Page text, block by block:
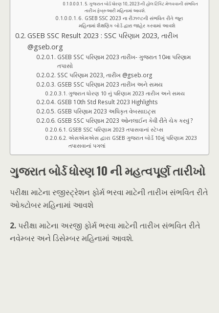
5. ગુજરાત બોર્ડ ધોરણ 10, 2023 ની હોલ ટિકિટ મેળવવાની સંભવિત
તારીખ ફેબ્રુઆરી મહિનામાં આવશે.
6. GSEB SSC 2023 ના રીઝલ્ટની સંભવિત રીતે જૂન
મહિનામાં શૈક્ષણિક બોર્ડ દ્વારા જાહેર કરવામાં આવશે
GSEB SSC Result 2023 : SSC પરિણામ 2023, તારીખ
@gseb.org
GSEB SSC પરિણામ 2023 તારીખ- ગુજરાત 10મા પરિણામ
તપાસો
SSC પરિણામ 2023, તારીખ @gseb.org
GSEB SSC પરિણામ 2023 તારીખ અને સમય
ગુજરાત ધોરણ 10 નું પરિણામ 2023 તારીખ અને સમય
GSEB 10th Std Result 2023 Highlights
GSEB પરિણામ 2023 અધિકૃત વેબસાઇટ્સ
GSEB SSC પરિણામ 2023 ઓનલાઈન કેવી રીતે ચેક કરવું ?
GSEB SSC પરિણામ 2023 તપાસવાનાં સ્ટેપ્સ
એસએમએસ દ્વારા GSEB ગુજરાત બોર્ડ 10મું પરિણામ 2023
તપાસવાનાં પગલાં
ગુજરાત બોર્ડ ધોરણ 10 ની મહત્વપૂર્ણ તારીખો
પરીક્ષા માટેના રજીસ્ટ્રેશન ફોર્મ ભરવા માટેની તારીખસંભવિત રીતે
ઓક્ટોબર મહિનામાં આવશે
2. પરીક્ષા માટેના અરજી ફોર્મ ભરવા માટેની તારીખ સંભવિત રીતે
નવેમ્બર અને ડિસેમ્બર મહિનામાં આવશે.